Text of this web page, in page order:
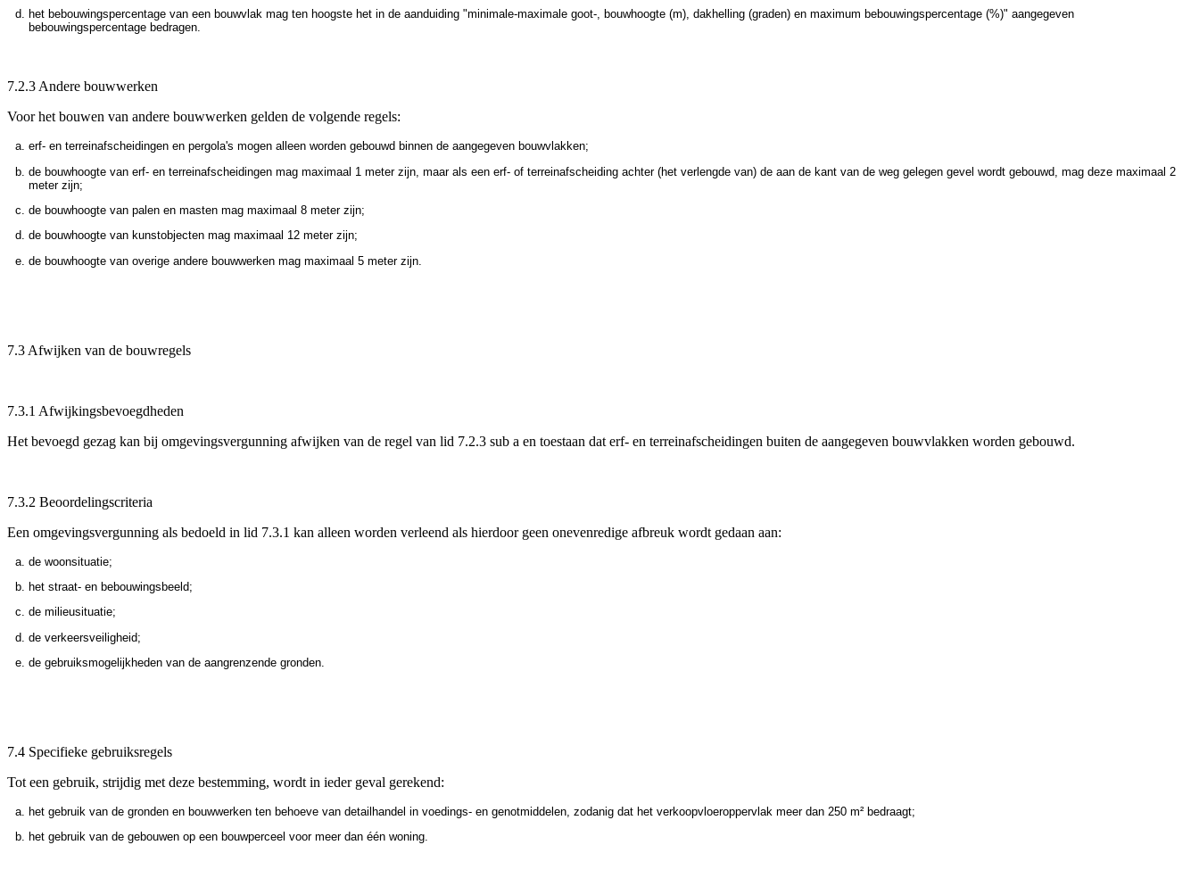
het bebouwingspercentage van een bouwvlak mag ten hoogste het in de aanduiding "minimale-maximale goot-, bouwhoogte (m), dakhelling (graden) en maximum bebouwingspercentage (%)" aangegeven
bebouwingspercentage bedragen.
7.2.3 Andere bouwwerken
Voor het bouwen van andere bouwwerken gelden de volgende regels:
erf- en terreinafscheidingen en pergola's mogen alleen worden gebouwd binnen de aangegeven bouwvlakken;
de bouwhoogte van erf- en terreinafscheidingen mag maximaal 1 meter zijn, maar als een erf- of terreinafscheiding achter (het verlengde van) de aan de kant van de weg gelegen gevel wordt gebouwd, mag deze maximaal 2
meter zijn;
de bouwhoogte van palen en masten mag maximaal 8 meter zijn;
de bouwhoogte van kunstobjecten mag maximaal 12 meter zijn;
de bouwhoogte van overige andere bouwwerken mag maximaal 5 meter zijn.
7.3 Afwijken van de bouwregels
7.3.1 Afwijkingsbevoegdheden
Het bevoegd gezag kan bij omgevingsvergunning afwijken van de regel van lid 7.2.3 sub a en toestaan dat erf- en terreinafscheidingen buiten de aangegeven bouwvlakken worden gebouwd.
7.3.2 Beoordelingscriteria
Een omgevingsvergunning als bedoeld in lid 7.3.1 kan alleen worden verleend als hierdoor geen onevenredige afbreuk wordt gedaan aan:
de woonsituatie;
het straat- en bebouwingsbeeld;
de milieusituatie;
de verkeersveiligheid;
de gebruiksmogelijkheden van de aangrenzende gronden.
7.4 Specifieke gebruiksregels
Tot een gebruik, strijdig met deze bestemming, wordt in ieder geval gerekend:
het gebruik van de gronden en bouwwerken ten behoeve van detailhandel in voedings- en genotmiddelen, zodanig dat het verkoopvloeroppervlak meer dan 250 m² bedraagt;
het gebruik van de gebouwen op een bouwperceel voor meer dan één woning.